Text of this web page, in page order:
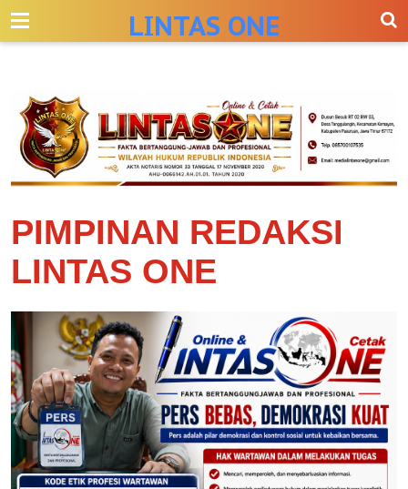
--> LINTAS ONE
PIMPINAN REDAKSI
LINTAS ONE